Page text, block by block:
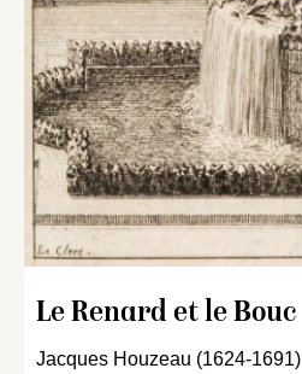
Le Renard et le Bouc
Jacques Houzeau (1624-1691)